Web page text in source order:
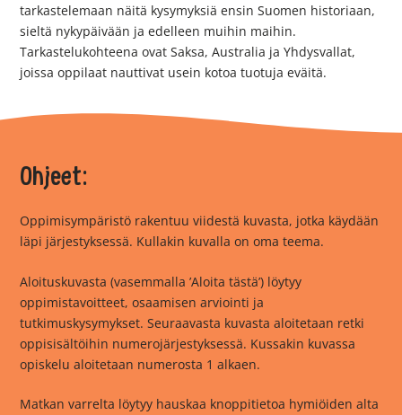
tarkastelemaan näitä kysymyksiä ensin Suomen historiaan,
sieltä nykypäivään ja edelleen muihin maihin.
Tarkastelukohteena ovat Saksa, Australia ja Yhdysvallat,
joissa oppilaat nauttivat usein kotoa tuotuja eväitä.
Ohjeet:
Oppimisympäristö rakentuu viidestä kuvasta, jotka käydään
läpi järjestyksessä. Kullakin kuvalla on oma teema.
Aloituskuvasta (vasemmalla ’Aloita tästä’) löytyy
oppimistavoitteet, osaamisen arviointi ja
tutkimuskysymykset. Seuraavasta kuvasta aloitetaan retki
oppisisältöihin numerojärjestyksessä. Kussakin kuvassa
opiskelu aloitetaan numerosta 1 alkaen.
Matkan varrelta löytyy hauskaa knoppitietoa hymiöiden alta